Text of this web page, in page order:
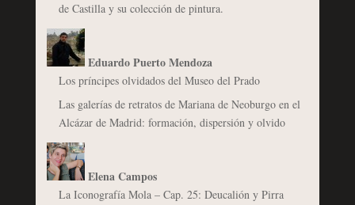
de Castilla y su colección de pintura.
Eduardo Puerto Mendoza
Los príncipes olvidados del Museo del Prado
Las galerías de retratos de Mariana de Neoburgo en el
Alcázar de Madrid: formación, dispersión y olvido
Elena Campos
La Iconografía Mola – Cap. 25: Deucalión y Pirra